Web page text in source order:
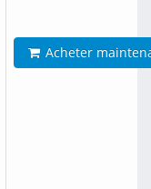
Acheter